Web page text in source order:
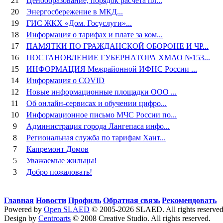
20
Энергосбережение в МКД...
19
ГИС ЖКХ «Дом. Госуслуги»...
18
Информация о тарифах и плате за ком...
17
ПАМЯТКИ ПО ГРАЖДАНСКОЙ ОБОРОНЕ И ЧР...
16
ПОСТАНОВЛЕНИЕ ГУБЕРНАТОРА ХМАО №153...
15
ИНФОРМАЦИЯ Межрайонной ИФНС России ...
14
Информация о COVID
12
Новые информационные площадки ООО ...
11
Об онлайн-сервисах и обучении цифро...
10
Информационное письмо МЧС России по...
9
Администрация города Лангепаса инфо...
8
Региональная служба по тарифам Хант...
7
Капремонт Домов
5
Уважаемые жильцы!
3
Добро пожаловать!
Главная Новости Профиль Обратная связь Рекомендовать
Powered by Open SLAED © 2005-2026 SLAED. All rights
Design by Centroarts © 2008 Creative Studio. All rights reserved.